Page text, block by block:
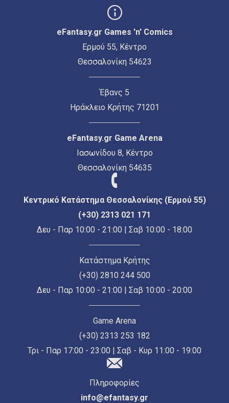
eFantasy.gr Games 'n' Comics
Ερμού 55, Κέντρο
Θεσσαλονίκη 54623
Έβανς 5
Ηράκλειο Κρήτης 71201
eFantasy.gr Game Arena
Ιασωνίδου 8, Κέντρο
Θεσσαλονίκη 54635
Κεντρικό Κατάστημα Θεσσαλονίκης (Ερμού 55)
(+30) 2313 021 171
Δευ - Παρ 10:00 - 21:00 | Σαβ 10:00 - 18:00
Κατάστημα Κρήτης
(+30) 2810 244 500
Δευ - Παρ 10:00 - 21:00 | Σαβ 10:00 - 20:00
Game Arena
(+30) 2313 253 182
Τρι - Παρ 17:00 - 23:00 | Σαβ - Κυρ 11:00 - 19:00
Πληροφορίες
info@efantasy.gr